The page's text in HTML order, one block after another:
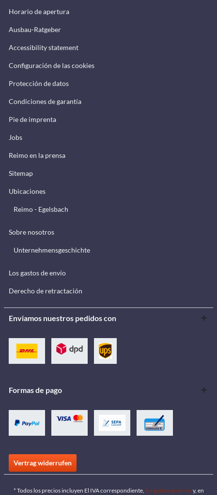
Horario de apertura
Ausbau-Ratgeber
Accessibility statement
Configuración de las cookies
Protección de datos
Condiciones de garantía
Pie de imprenta
Jobs
Reimo en la prensa
Sitemap
Ubicaciones
Reimo - Egelsbach
Sobre nosotros
Unternehmensgeschichte
Los gastos de envío
Derecho de retractación
Enviamos nuestros pedidos con
Formas de pago
Vertrag widerrufen
* Todos los precios incluyen El IVA correspondiente, los gastos de envío y, en